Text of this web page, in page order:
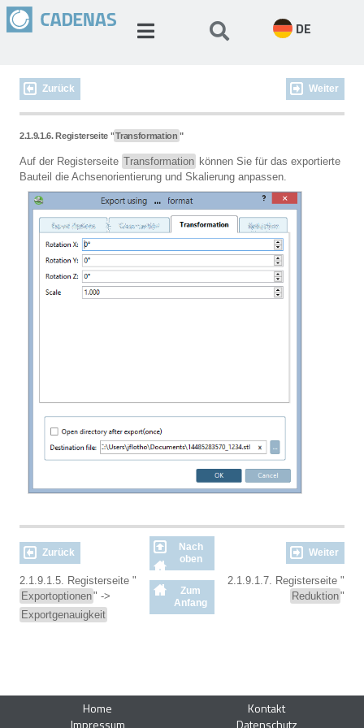
DE
Zurück Weiter
2.1.9.1.6. Registerseite "Transformation "
Auf der Registerseite Transformation können Sie für das exportierte
Bauteil die Achsenorientierung und Skalierung anpassen.
Zurück
Nach
oben
Weiter
2.1.9.1.5. Registerseite "
Exportoptionen" ->
Exportgenauigkeit
Zum
Anfang
2.1.9.1.7. Registerseite "
Reduktion"
Home
Kontakt
Impressum
Datenschutz